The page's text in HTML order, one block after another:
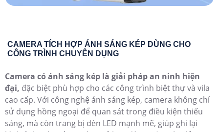
CAMERA TÍCH HỢP ÁNH SÁNG KÉP DÙNG CHO
CÔNG TRÌNH CHUYÊN DỤNG
Camera có ánh sáng kép là giải pháp an ninh hiện
đại, đặc biệt phù hợp cho các công trình biệt thự và vila
cao cấp. Với công nghệ ánh sáng kép, camera không chỉ
sử dụng hồng ngoại để quan sát trong điều kiện thiếu
sáng, mà còn trang bị đèn LED mạnh mẽ, giúp ghi lại